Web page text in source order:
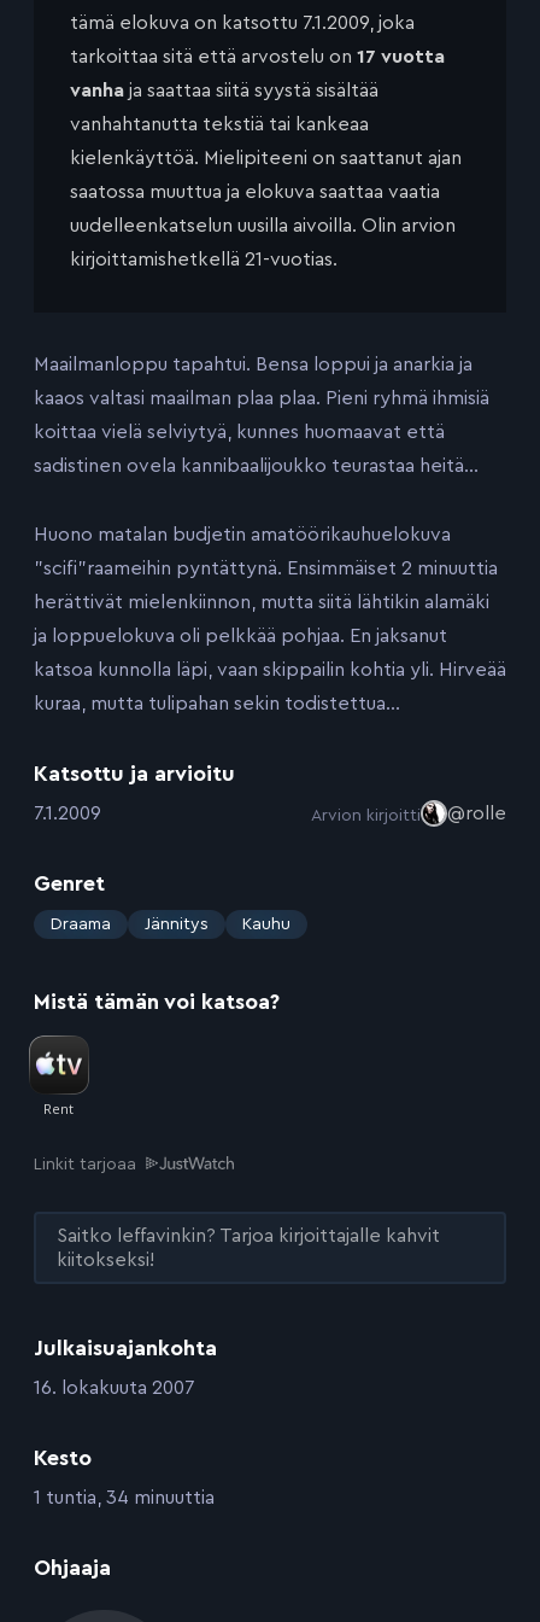
Julkaisuajankohta
:16. lokakuuta 2007
Kesto
:1 tuntia, 34 minuuttia
Ohjaaja
tämä elokuva on katsottu 7.1.2009, joka
tarkoittaa sitä että arvostelu on 17 vuotta
vanha ja saattaa siitä syystä sisältää
vanhahtanutta tekstiä tai kankeaa
kielenkäyttöä. Mielipiteeni on saattanut ajan
saatossa muuttua ja elokuva saattaa vaatia
uudelleenkatselun uusilla aivoilla. Olin arvion
kirjoittamishetkellä 21-vuotias.
Maailmanloppu tapahtui. Bensa loppui ja anarkia ja
kaaos valtasi maailman plaa plaa. Pieni ryhmä ihmisiä
koittaa vielä selviytyä, kunnes huomaavat että
sadistinen ovela kannibaalijoukko teurastaa heitä…
Huono matalan budjetin amatöörikauhuelokuva
”scifi”raameihin pyntättynä. Ensimmäiset 2 minuuttia
herättivät mielenkiinnon, mutta siitä lähtikin alamäki
ja loppuelokuva oli pelkkää pohjaa. En jaksanut
katsoa kunnolla läpi, vaan skippailin kohtia yli. Hirveää
kuraa, mutta tulipahan sekin todistettua…
Katsottu ja arvioitu
:7.1.2009 Arvion kirjoitti @rolle
Genret
: Draama Jännitys Kauhu
Mistä tämän voi katsoa?
Linkit tarjoaa
Saitko leffavinkin? Tarjoa kirjoittajalle kahvit
kiitokseksi!